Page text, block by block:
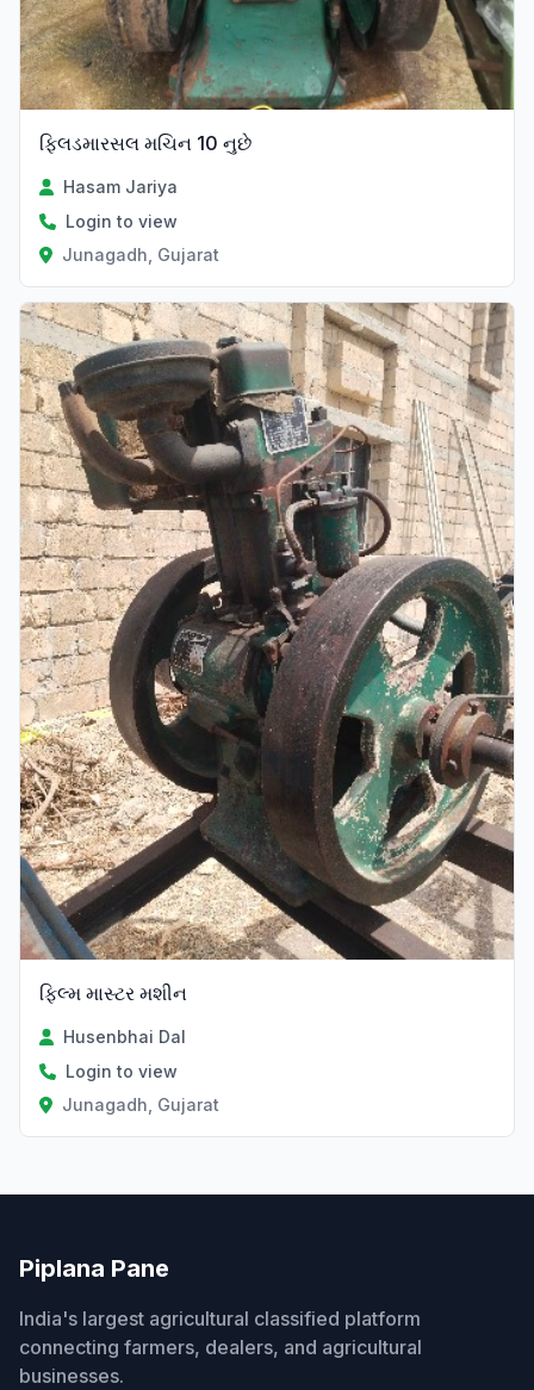
ફિલડમારસલ મચિન 10 નુછે
Hasam Jariya
Login to view
Junagadh, Gujarat
ફિલ્મ માસ્ટર મશીન
Husenbhai Dal
Login to view
Junagadh, Gujarat
Piplana Pane
India's largest agricultural classified platform
connecting farmers, dealers, and agricultural
businesses.